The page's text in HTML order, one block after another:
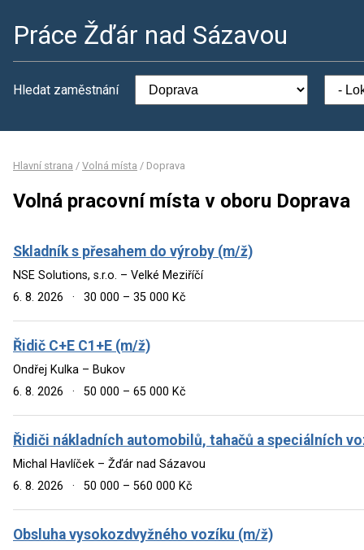
Práce Žďár nad Sázavou
Hledat zaměstnání
Hlavní strana / Volná místa / Doprava
Volná pracovní místa v oboru Doprava
Skladník s přesahem do výroby (m/ž)
NSE Solutions, s.r.o. – Velké Meziříčí
6. 8. 2026
· 30 000 – 35 000 Kč
Řidič C+E C1+E (m/ž)
Ondřej Kulka – Bukov
6. 8. 2026
· 50 000 – 65 000 Kč
Řidiči nákladních automobilů, tahačů a speciálních
Michal Havlíček – Žďár nad Sázavou
6. 8. 2026
· 50 000 – 560 000 Kč
Obsluha vysokozdvyžného vozíku (m/ž)